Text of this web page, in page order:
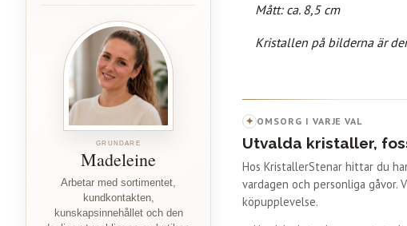
GRUNDARE
Madeleine
Arbetar med sortimentet,
kundkontakten,
kunskapsinnehållet och den
Mått: ca. 8,5 cm
Kristallen på bilderna är
✦ OMSORG I VARJE VAL
Utvalda kristaller,
Hos KristallerStenar hittar du
vardagen och personliga
köpupplevelse.